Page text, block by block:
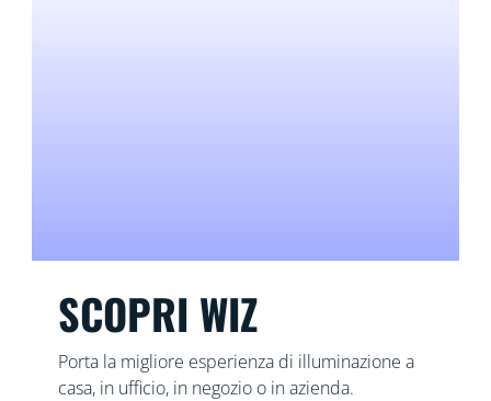
SCOPRI WIZ
Porta la migliore esperienza di illuminazione a
casa, in ufficio, in negozio o in azienda.